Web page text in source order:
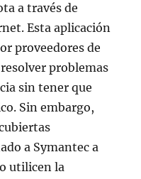
a través de
Esta aplicación
proveedores de
problemas
sin tener que
Sin embargo,
a Symantec a
utilicen la